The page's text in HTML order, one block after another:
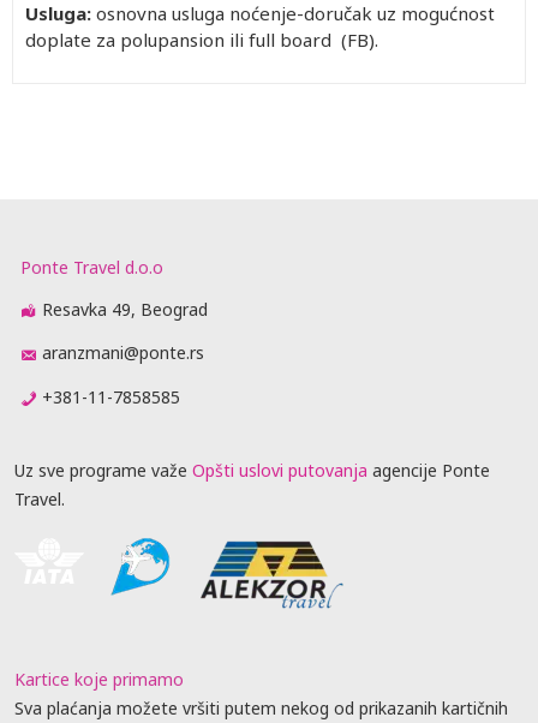
Usluga: osnovna usluga noćenje-doručak uz mogućnost
doplate za polupansion ili full board (FB).
Ponte Travel d.o.o
Resavka 49, Beograd
aranzmani@ponte.rs
+381-11-7858585
Uz sve programe važe Opšti uslovi putovanja agencije Ponte
Travel.
Kartice koje primamo
Sva plaćanja možete vršiti putem nekog od prikazanih kartičnih